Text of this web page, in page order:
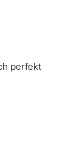
perfekt